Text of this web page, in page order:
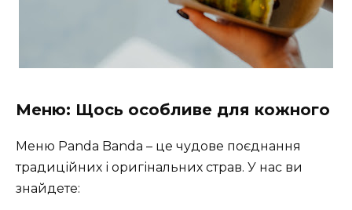
Меню: Щось особливе для кожного
Меню Panda Banda – це чудове поєднання
традиційних і оригінальних страв. У нас ви
знайдете: